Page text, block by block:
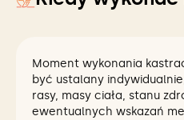
Moment wykonania
być ustalany
rasy, masy ciała, stanu
ewentualnych wskazań